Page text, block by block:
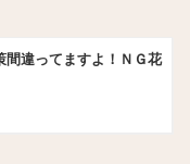
間違ってますよ！ＮＧ花